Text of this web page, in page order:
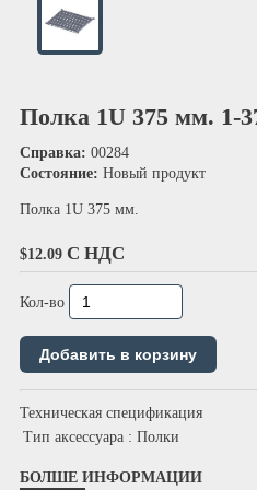
Полка 1U 375 мм. 1-
Справка: 00284
Состояние: Новый продукт
Полка 1U 375 мм.
$12.09 С НДС
Кол-во
Техническая спецификация
Тип аксессуара : Полки
БОЛШЕ ИНФОРМАЦИИ